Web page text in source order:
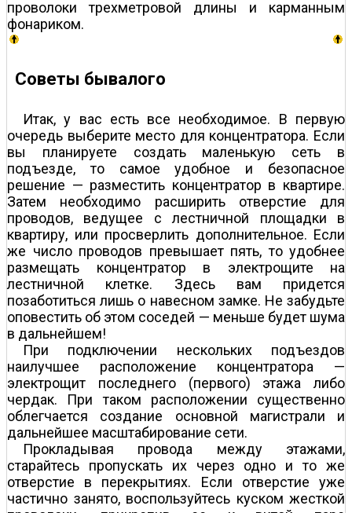
проволоки трехметровой длины и карманным
фонариком.
Советы бывалого
Итак, у вас есть все необходимое. В первую
очередь выберите место для концентратора. Если
вы планируете создать маленькую сеть в
подъезде, то самое удобное и безопасное
решение — разместить концентратор в квартире.
Затем необходимо расширить отверстие для
проводов, ведущее с лестничной площадки в
квартиру, или просверлить дополнительное. Если
же число проводов превышает пять, то удобнее
размещать концентратор в электрощите на
лестничной клетке. Здесь вам придется
позаботиться лишь о навесном замке. Не забудьте
оповестить об этом соседей — меньше будет шума
в дальнейшем!
При подключении нескольких подъездов
наилучшее расположение концентратора —
электрощит последнего (первого) этажа либо
чердак. При таком расположении существенно
облегчается создание основной магистрали и
дальнейшее масштабирование сети.
Прокладывая провода между этажами,
старайтесь пропускать их через одно и то же
отверстие в перекрытиях. Если отверстие уже
частично занято, воспользуйтесь куском жесткой